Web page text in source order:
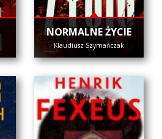
NORMALNE ŻYCIE
Klaudiusz Szymańczak